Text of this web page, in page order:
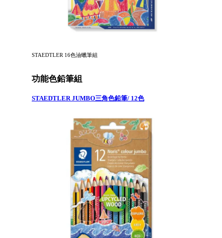
STAEDTLER 16色油蠟筆組
功能色鉛筆組
STAEDTLER JUMBO三角色鉛筆/ 12色